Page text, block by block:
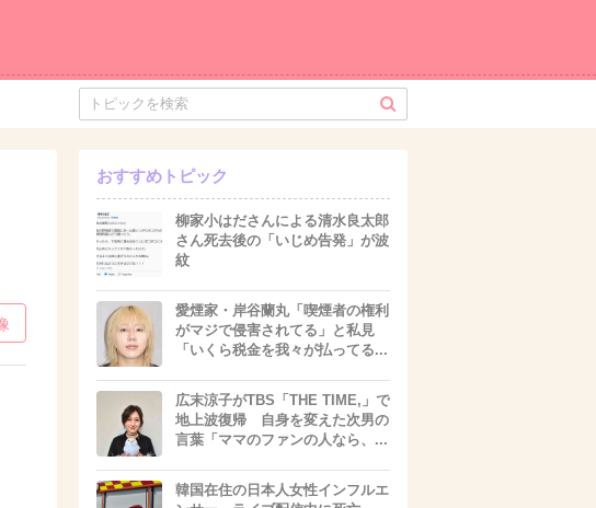
おすすめトピック
柳家小はださんによる清水良太郎
さん死去後の「いじめ告発」が波
紋
愛煙家・岸谷蘭丸「喫煙者の権利
がマジで侵害されてる」と私見
「いくら税金を我々が払ってる...
広末涼子がTBS「THE TIME,」で
地上波復帰 自身を変えた次男の
言葉「ママのファンの人なら、...
韓国在住の日本人女性インフルエ